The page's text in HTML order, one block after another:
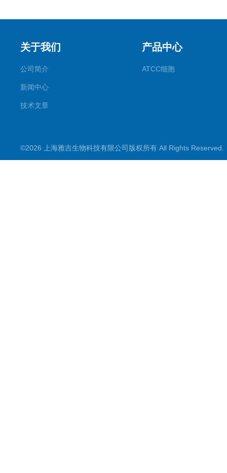
关于我们
公司简介
新闻中心
技术文章
产品中心
ATCC细胞
©2026 上海雅吉生物科技有限公司版权所有 All Rights